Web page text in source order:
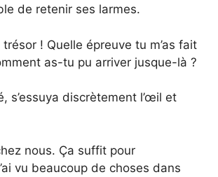
de retenir ses larmes.
! Quelle épreuve tu m’as fait
as-tu pu arriver jusque-là ?
s’essuya discrètement l’œil et
nous. Ça suffit pour
vu beaucoup de choses dans